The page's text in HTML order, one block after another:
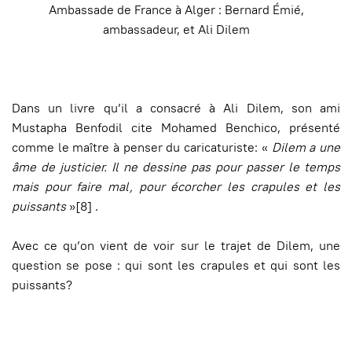
Ambassade de France à Alger : Bernard Émié,
ambassadeur, et Ali Dilem
Dans un livre qu’il a consacré à Ali Dilem, son ami
Mustapha Benfodil cite Mohamed Benchico, présenté
comme le maître à penser du caricaturiste: « Dilem a une
âme de justicier. Il ne dessine pas pour passer le temps
mais pour faire mal, pour écorcher les crapules et les
puissants»[8] .
Avec ce qu’on vient de voir sur le trajet de Dilem, une
question se pose : qui sont les crapules et qui sont les
puissants?